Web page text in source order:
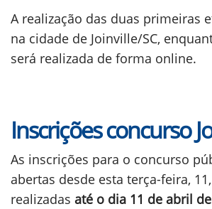
A realização das duas primeiras
na cidade de Joinville/SC,
será realizada de forma online.
Inscrições concurso
As inscrições para o concurso
abertas desde esta terça-feira,
realizadas até o dia 11 de abril